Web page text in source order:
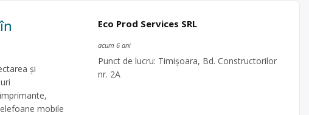
și
mobile
Eco Prod Services SRL
acum 6 ani
Punct de lucru: Timișoara, Bd. Constructorilor
nr. 2A